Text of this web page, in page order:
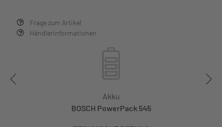
Frage zum Artikel
Händlerinformationen
Akku
BOSCH PowerPack 545